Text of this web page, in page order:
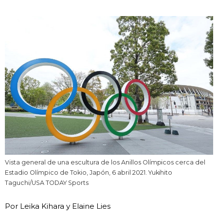
Vídeos e imágenes
En profundidad
Más
Noticias
Datos de Japón
Fragmentos de Japón
official SNS
Vista general de una escultura de los Anillos Olímpicos cerca del
Estadio Olímpico de Tokio, Japón, 6 abril 2021. Yukihito
Taguchi/USA TODAY Sports
Por Leika Kihara y Elaine Lies